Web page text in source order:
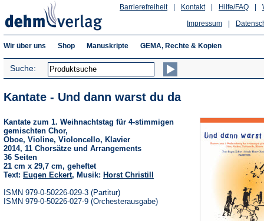
Hilfe/FAQ
Kontakt
Barrierefreiheit
Impressum
Wir über uns Shop Manuskripte GEMA, Rechte & Kopien
Suche:
Kantate - Und dann warst du da
Kantate zum 1. Weihnachtstag für 4-stimmigen
gemischten Chor,
Oboe, Violine, Violoncello, Klavier
2014, 11 Chorsätze und Arrangements
36 Seiten
21 cm x 29,7 cm, geheftet
Text: Eugen Eckert, Musik: Horst Christill
ISMN 979-0-50226-029-3 (Partitur)
ISMN 979-0-50226-027-9 (Orchesterausgabe)